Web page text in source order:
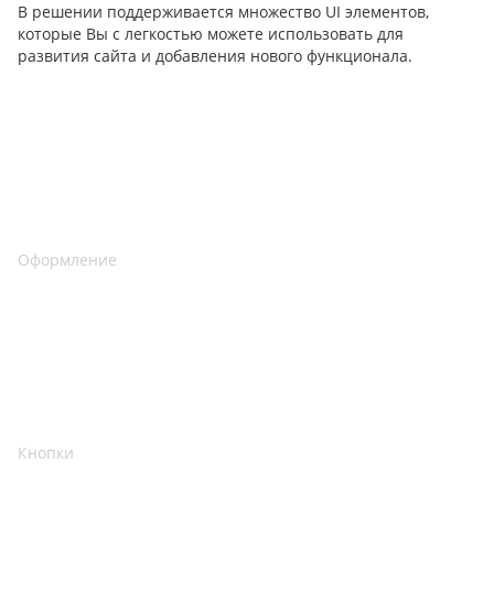
В решении поддерживается множество UI элементов,
которые Вы с легкостью можете использовать для
развития сайта и добавления нового функционала.
Оформление
Кнопки